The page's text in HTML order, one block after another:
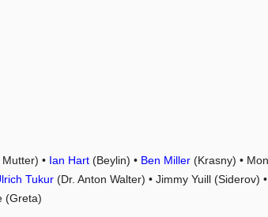
• Ian Hart (Beylin) • Ben Miller (Krasny) •
Tukur (Dr. Anton Walter) • Jimmy Yuill (Siderov) •
(Greta)